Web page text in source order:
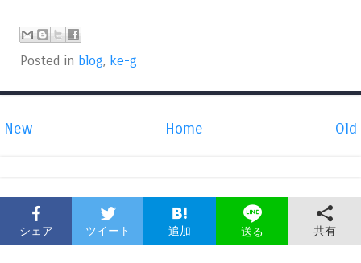
Posted in blog, ke-g
New Old
Home
シェア ツイート 追加 送る 共有